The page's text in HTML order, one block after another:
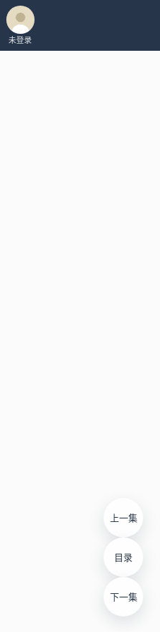
未登录
上一集
目录
下一集